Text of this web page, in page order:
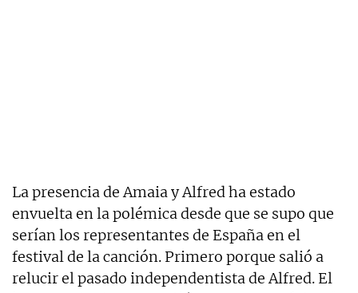
La presencia de Amaia y Alfred ha estado
envuelta en la polémica desde que se supo que
serían los representantes de España en el
festival de la canción. Primero porque salió a
relucir el pasado independentista de Alfred. El